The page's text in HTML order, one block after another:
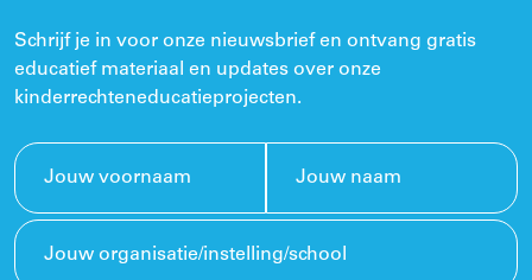
Schrijf je in voor onze nieuwsbrief en ontvang gratis
educatief materiaal en updates over onze
kinderrechteneducatieprojecten.